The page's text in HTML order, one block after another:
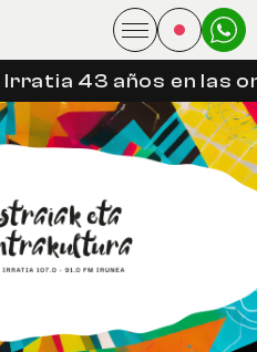
Irratia 43 años en las